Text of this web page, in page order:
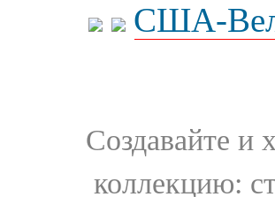
США-
Создавайте и
коллекцию: